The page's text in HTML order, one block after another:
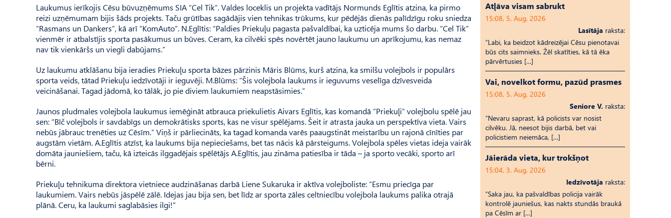
Laukumus ierīkojis Cēsu būvuzņēmums SIA “Cel Tik”. Valdes loceklis un projekta vadītājs Normunds Eglītis atzina, ka pirmo
reizi uzņēmumam bijis šāds projekts. Taču grūtības sagādājis vien tehnikas trūkums, kur pēdējās dienās palīdzīgu roku sniedza
“Rasmans un Dankers”, kā arī “KomAuto”. N.Eglītis: “Paldies Priekuļu pagasta pašvaldībai, ka uzticēja mums šo darbu. “Cel Tik”
vienmēr ir atbalstījis sporta pasākumus un būves. Ceram, ka cilvēki spēs novērtēt jauno laukumu un aprīkojumu, kas nemaz
nav tik vienkāršs un viegli dabūjams.”
Uz laukumu atklāšanu bija ieradies Priekuļu sporta bāzes pārzinis Māris Blūms, kurš atzina, ka smilšu volejbols ir populārs
sporta veids, tātad Priekuļu iedzīvotāji ir ieguvēji. M.Blūms: “Šis volejbola laukums ir ieguvums veselīga dzīvesveida
veicināšanai. Tagad jādomā, ko tālāk, jo pie diviem laukumiem neapstāsimies.”
Jaunos pludmales volejbola laukumus iemēģināt atbrauca priekulietis Aivars Eglītis, kas komandā “Priekuļi” volejbolu spēlē jau
sen: “Bīč volejbols ir savdabīgs un demokrātisks sports, kas ne visur spēlējams. Šeit ir atrasta jauka un perspektīva vieta. Vairs
nebūs jābrauc trenēties uz Cēsīm.” Viņš ir pārliecināts, ka tagad komanda varēs paaugstināt meistarību un rajonā cīnīties par
augstām vietām. A.Eglītis atzīst, ka laukums bija nepieciešams, bet tas nācis kā pārsteigums. Volejbola spēles vietas ideja vairāk
domāta jauniešiem, taču, kā izteicās ilggadējais spēlētājs A.Eglītis, jau zināma patiesība ir tāda – ja sporto vecāki, sporto arī
bērni.
Priekuļu tehnikuma direktora vietniece audzināšanas darbā Liene Sukaruka ir aktīva volejboliste: “Esmu priecīga par
laukumiem. Vairs nebūs jāspēlē zālē. Idejas jau bija sen, bet līdz ar sporta zāles celtniecību volejbola laukums palika otrajā
plānā. Ceru, ka laukumi saglabāsies ilgi!”
Atļāva visam sabrukt
15:08, 5. Aug, 2026
Lasītāja raksta:
“Labi, ka beidzot kādreizējai Cēsu pienotavai
būs cits saimnieks. Žēl skatīties, kā tā ēka
pārvērtusies […]
Vai, novelkot formu, pazūd prasmes
15:08, 5. Aug, 2026
Seniore V. raksta:
“Nevaru saprast, kā policists var nosist
cilvēku. Jā, neesot bijis darbā, bet vai
policistiem neiemāca, […]
Jāierāda vieta, kur trokšņot
15:04, 3. Aug, 2026
Iedzīvotāja raksta:
“Saka jau, ka pašvaldības policija vairāk
kontrolē jauniešus, kas nakts stundās braukā
pa Cēsīm ar […]